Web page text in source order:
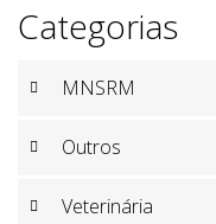
Categorias
MNSRM
Outros
Veterinária